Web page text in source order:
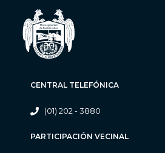
CENTRAL TELEFÓNICA
(01) 202 - 3880
PARTICIPACIÓN VECINAL